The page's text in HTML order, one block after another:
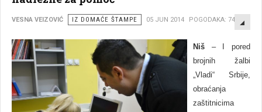
VESNA VEIZOVIĆ IZ DOMAĆE ŠTAMPE 05 JUN 2014 POGODAKA: 7493
Niš – I pored
brojnih žalbi
„Vladi“
Srbije,
obraćanja
zaštitnicima